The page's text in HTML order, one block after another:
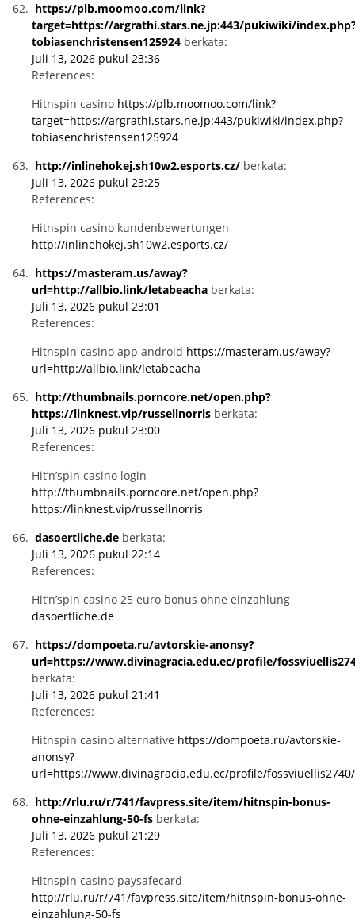
https://plb.moomoo.com/link?
target=https://argrathi.stars.ne.jp:443/pukiwiki/
tobiasenchristensen125924 berkata:
Juli 13, 2026 pukul 23:36
References:
Hitnspin casino https://plb.moomoo.com/link?
target=https://argrathi.stars.ne.jp:443/pukiwiki/index.php?
tobiasenchristensen125924
http://inlinehokej.sh10w2.esports.cz/ berkata:
Juli 13, 2026 pukul 23:25
References:
Hitnspin casino kundenbewertungen
http://inlinehokej.sh10w2.esports.cz/
https://masteram.us/away?
url=http://allbio.link/letabeacha berkata:
Juli 13, 2026 pukul 23:01
References:
Hitnspin casino app android https://masteram.us/away?
url=http://allbio.link/letabeacha
http://thumbnails.porncore.net/open.php?
https://linknest.vip/russellnorris berkata:
Juli 13, 2026 pukul 23:00
References:
Hit’n’spin casino login
http://thumbnails.porncore.net/open.php?
https://linknest.vip/russellnorris
dasoertliche.de berkata:
Juli 13, 2026 pukul 22:14
References:
Hit’n’spin casino 25 euro bonus ohne einzahlung
dasoertliche.de
https://dompoeta.ru/avtorskie-anonsy?
url=https://www.divinagracia.edu.ec/profile/
berkata:
Juli 13, 2026 pukul 21:41
References:
Hitnspin casino alternative https://dompoeta.ru/avtorskie-
anonsy?
url=https://www.divinagracia.edu.ec/profile/
http://rlu.ru/r/741/favpress.site/item/hitnspin-bonus-
ohne-einzahlung-50-fs berkata:
Juli 13, 2026 pukul 21:29
References:
Hitnspin casino paysafecard
http://rlu.ru/r/741/favpress.site/item/hitnspin-bonus-ohne-
einzahlung-50-fs